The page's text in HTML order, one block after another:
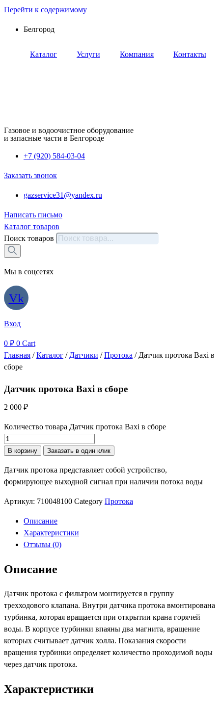
Перейти к содержимому
Белгород
Каталог Услуги Компания Контакты
Газовое и водоочистное оборудование
и запасные части в Белгороде
+7 (920) 584-03-04
Заказать звонок
gazservice31@yandex.ru
Написать письмо
Каталог товаров
Поиск товаров
Мы в соцсетях
Vk
Вход
0 ₽ 0 Cart
Главная /Каталог / Датчики /Протока / Датчик протока Baxi в
сборе
Датчик протока Baxi в сборе
2 000 ₽
Количество товара Датчик протока Baxi в сборе
В корзину Заказать в один клик
Датчик протока представляет собой устройство,
формирующее выходной сигнал при наличии потока воды
Артикул: 710048100 Category Протока
Описание
Характеристики
Отзывы (0)
Описание
Датчик протока с фильтром монтируется в группу
трехходового клапана. Внутри датчика протока вмонтирована
турбинка, которая вращается при открытии крана горячей
воды. В корпусе турбинки впаяны два магнита, вращение
которых считывает датчик холла. Показания скорости
вращения турбинки определяет количество проходимой воды
через датчик протока.
Характеристики